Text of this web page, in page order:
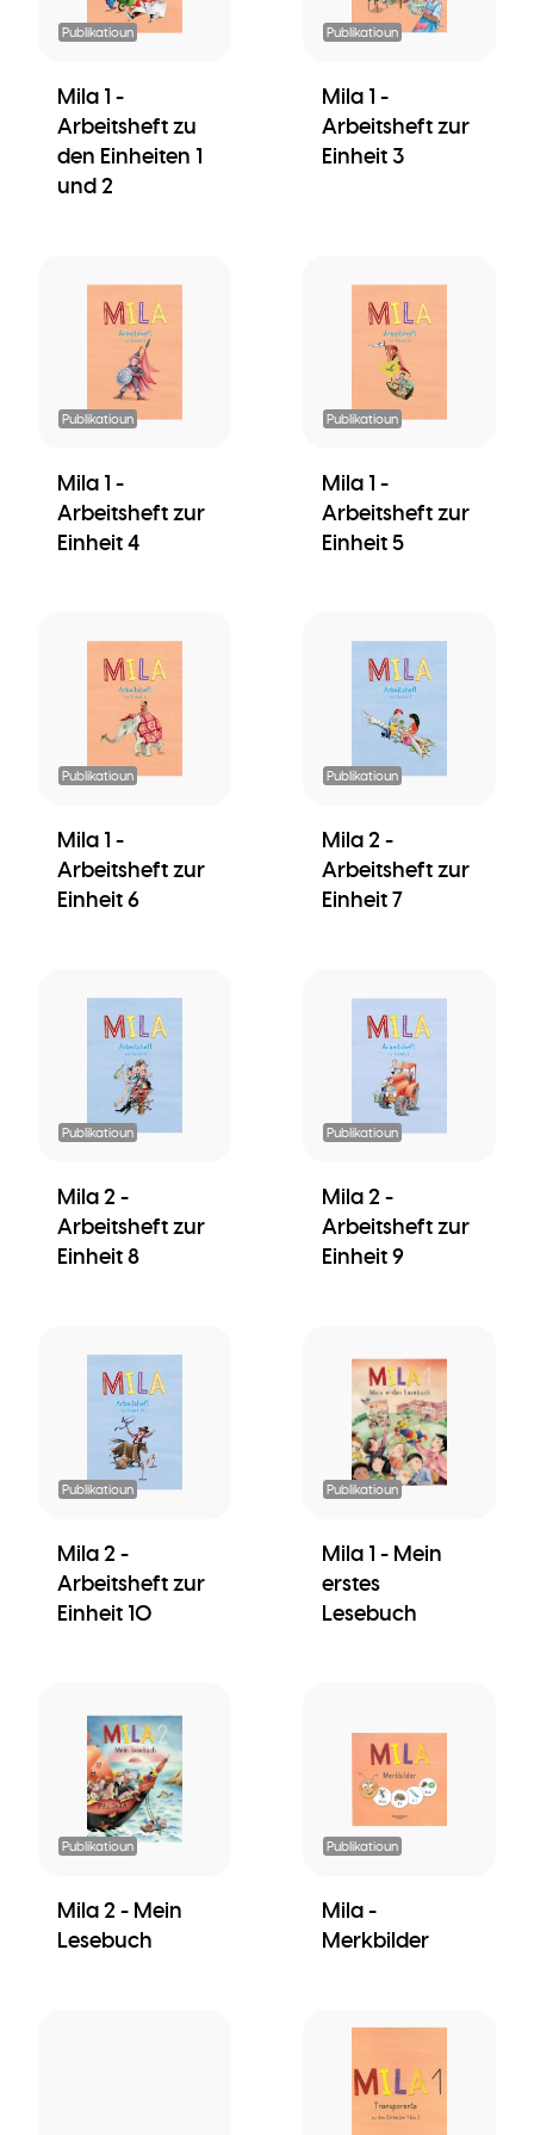
Publikatioun
Mila 1 -
Arbeitsheft zu
den Einheiten 1
und 2
Publikatioun
Mila 1 -
Arbeitsheft zur
Einheit 3
Publikatioun
Mila 1 -
Arbeitsheft zur
Einheit 4
Publikatioun
Mila 1 -
Arbeitsheft zur
Einheit 5
Publikatioun
Mila 1 -
Arbeitsheft zur
Einheit 6
Publikatioun
Mila 2 -
Arbeitsheft zur
Einheit 7
Publikatioun
Mila 2 -
Arbeitsheft zur
Einheit 8
Publikatioun
Mila 2 -
Arbeitsheft zur
Einheit 9
Publikatioun
Mila 2 -
Arbeitsheft zur
Einheit 10
Publikatioun
Mila 1 - Mein
erstes
Lesebuch
Publikatioun
Mila 2 - Mein
Lesebuch
Publikatioun
Mila -
Merkbilder